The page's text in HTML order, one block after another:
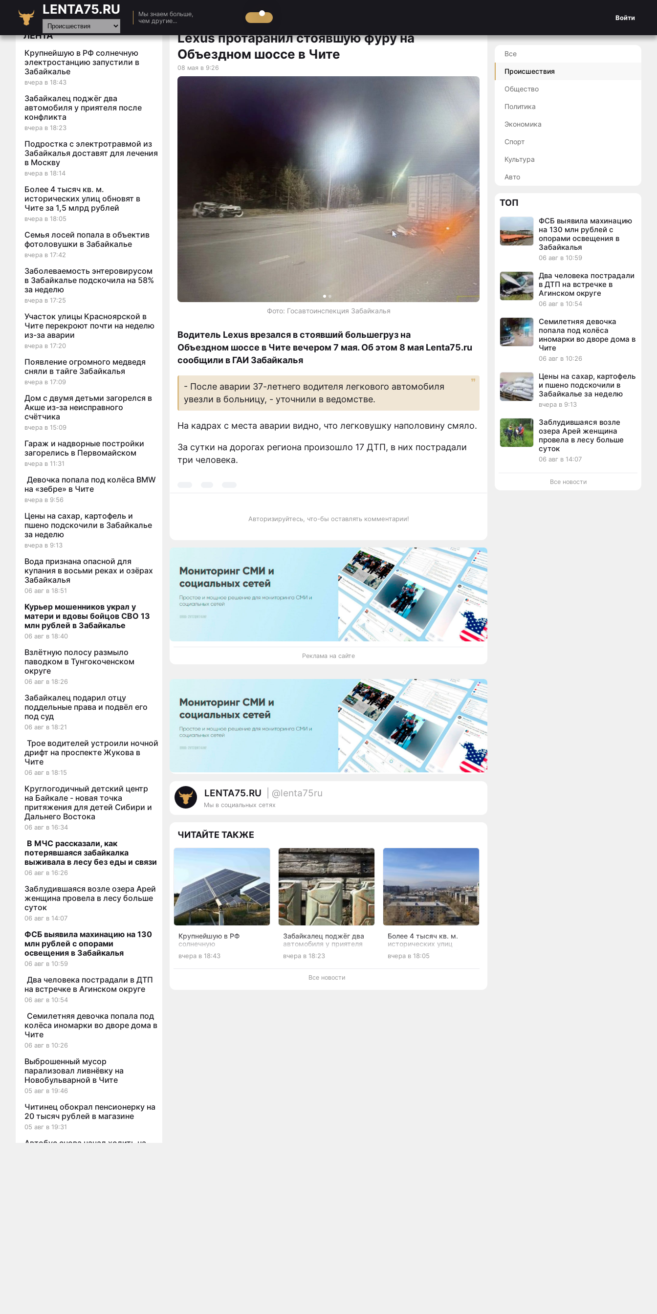
LENTA75.RU
Мы знаем больше,
чем другие...
Войти
Главная
Новости
Видео
Статьи
ЛЕНТА
Крупнейшую в РФ солнечную
электростанцию запустили в
Забайкалье
вчера в 18:43
Забайкалец поджёг два
автомобиля у приятеля после
конфликта
вчера в 18:23
Подростка с электротравмой из
Забайкалья доставят для лечения
в Москву
вчера в 18:14
Более 4 тысяч кв. м.
исторических улиц обновят в
Чите за 1,5 млрд рублей
вчера в 18:05
Семья лосей попала в объектив
фотоловушки в Забайкалье
вчера в 17:42
Заболеваемость энтеровирусом
в Забайкалье подскочила на 58%
за неделю
вчера в 17:25
Участок улицы Красноярской в
Чите перекроют почти на неделю
из-за аварии
вчера в 17:20
Появление огромного медведя
сняли в тайге Забайкалья
вчера в 17:09
Дом с двумя детьми загорелся в
Акше из-за неисправного
счётчика
вчера в 15:09
Гараж и надворные постройки
загорелись в Первомайском
вчера в 11:31
Девочка попала под колёса BMW
на «зебре» в Чите
вчера в 9:56
Цены на сахар, картофель и
пшено подскочили в Забайкалье
за неделю
вчера в 9:13
Вода признана опасной для
купания в восьми реках и озёрах
Забайкалья
06 авг в 18:51
Курьер мошенников украл у
матери и вдовы бойцов СВО 13
млн рублей в Забайкалье
06 авг в 18:40
Взлётную полосу размыло
паводком в Тунгокоченском
округе
06 авг в 18:26
Забайкалец подарил отцу
поддельные права и подвёл его
под суд
06 авг в 18:21
Трое водителей устроили ночной
дрифт на проспекте Жукова в
Чите
06 авг в 18:15
Круглогодичный детский центр
на Байкале - новая точка
притяжения для детей Сибири и
Дальнего Востока
06 авг в 16:34
В МЧС рассказали, как
потерявшаяся забайкалка
выживала в лесу без еды и связи
06 авг в 16:26
Заблудившаяся возле озера Арей
женщина провела в лесу больше
суток
06 авг в 14:07
ФСБ выявила махинацию на 130
млн рублей с опорами
освещения в Забайкалья
06 авг в 10:59
Два человека пострадали в ДТП
на встречке в Агинском округе
06 авг в 10:54
Семилетняя девочка попала под
колёса иномарки во дворе дома в
Чите
06 авг в 10:26
Выброшенный мусор
парализовал ливнёвку на
Новобульварной в Чите
05 авг в 19:46
Читинец обокрал пенсионерку на
20 тысяч рублей в магазине
05 авг в 19:31
Автобус снова начал ходить на
Lexus протаранил стоявшую фуру на
Объездном шоссе в Чите
08 мая в 9:26
Фото: Госавтоинспекция Забайкалья
Водитель Lexus врезался в стоявший большегруз на
Объездном шоссе в Чите вечером 7 мая. Об этом 8 мая Lenta75.ru
сообщили в ГАИ Забайкалья
- После аварии 37-летнего водителя легкового автомобиля
увезли в больницу, - уточнили в ведомстве.
На кадрах с места аварии видно, что легковушку наполовину смяло.
За сутки на дорогах региона произошло 17 ДТП, в них пострадали
три человека.
Авторизируйтесь, что-бы оставлять комментарии!
Реклама на сайте
LENTA75.RU | @lenta75ru
Мы в социальных сетях
ЧИТАЙТЕ ТАКЖЕ
Крупнейшую в РФ
солнечную
электростанцию
запустили в Забайкалье
вчера в 18:43
Забайкалец поджёг два
автомобиля у приятеля
после конфликта
вчера в 18:23
Более 4 тысяч кв. м.
исторических улиц
обновят в Чите за 1,5 млрд
рублей
вчера в 18:05
Все новости
Все
Происшествия
Общество
Политика
Экономика
Спорт
Культура
Авто
ТОП
ФСБ выявила махинацию
на 130 млн рублей с
опорами освещения в
Забайкалья
06 авг в 10:59
Два человека пострадали
в ДТП на встречке в
Агинском округе
06 авг в 10:54
Семилетняя девочка
попала под колёса
иномарки во дворе дома в
Чите
06 авг в 10:26
Цены на сахар, картофель
и пшено подскочили в
Забайкалье за неделю
вчера в 9:13
Заблудившаяся возле
озера Арей женщина
провела в лесу больше
суток
06 авг в 14:07
Все новости